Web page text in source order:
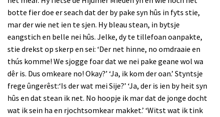
botte fier doe er seach dat der by pake syn hûs in fyts stie,
mar der wie net ien te sjen. Hy bleau stean, in bytsje
eangstich en belle nei hûs. Jelke, dy te tillefoan oanpakte,
stie drekst op skerp en sei: ‘Der net hinne, no omdraaie en
thús komme! We sjogge foar dat we nei pake geane wol wa
dêr is. Dus omkeare no! Okay?’ ‘Ja, ik kom der oan.’ Styntsje
frege ûngerêst:‘Is der wat mei Sije?’ ‘Ja, der is ien by heit syn
hûs en dat stean ik net. No hoopje ik mar dat de jonge docht
wat ik sein ha en rjochtsomkear makket.’ ‘Witst wat ik tink